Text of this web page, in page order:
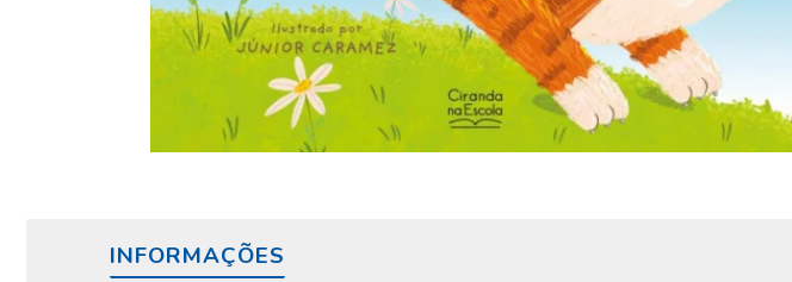
INFORMAÇÕES